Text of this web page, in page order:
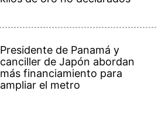
Presidente de Panamá y
canciller de Japón abordan
más financiamiento para
ampliar el metro